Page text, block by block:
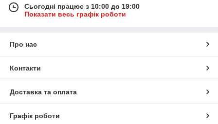
Сьогодні працює з 10:00 до 19:00
Показати весь графік роботи
Про нас
Контакти
Доставка та оплата
Графік роботи